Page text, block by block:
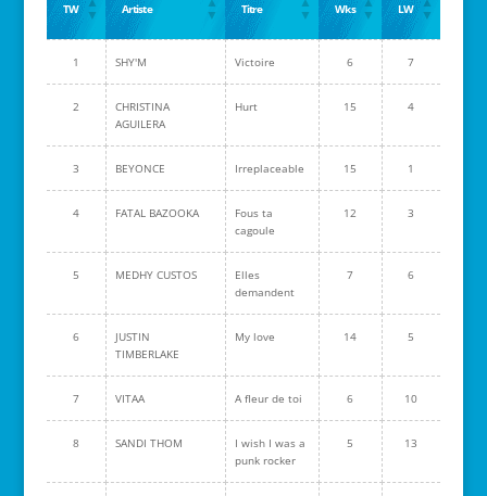
TW Artiste Titre Wks LW
1 SHY'M Victoire 6 7
2
CHRISTINA
AGUILERA
Hurt 15 4
3 BEYONCE Irreplaceable 15 1
4 FATAL BAZOOKA
Fous ta
cagoule
12 3
5 MEDHY CUSTOS
Elles
demandent
7 6
6
JUSTIN
TIMBERLAKE
My love 14 5
7 VITAA A fleur de toi 6 10
8 SANDI THOM
I wish I was a
punk rocker
5 13